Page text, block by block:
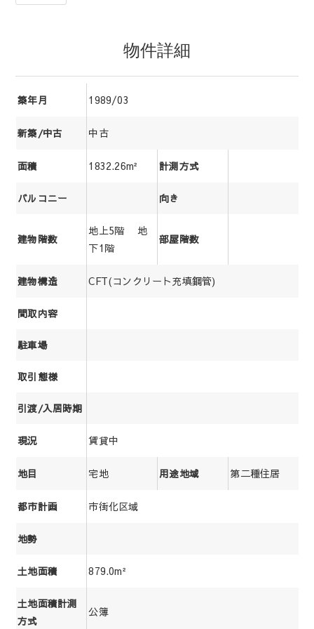
物件詳細
築年月 1989/03
新築/中古 中古
面積 1832.26m² 計測方式
バルコニー 向き
建物階数
地上5階 地
下1階
部屋階数
建物構造 CFT(コンクリート充填鋼管)
間取内容
駐車場
取引態様
引渡/入居時期
現況 賃貸中
地目 宅地 用途地域 第二種住居
都市計画 市街化区域
地勢
土地面積 879.0m²
土地面積計測
方式
公簿